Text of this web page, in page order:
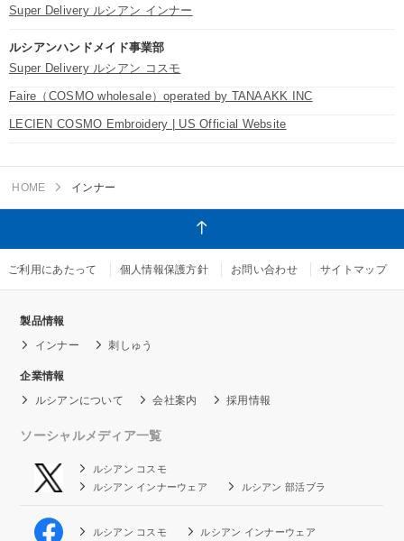
Super Delivery ルシアン インナー
ルシアンハンドメイド事業部
Super Delivery ルシアン コスモ
Faire（COSMO wholesale）operated by TANAAKK INC
LECIEN COSMO Embroidery | US Official Website
HOME インナー
ご利用にあたって 個人情報保護方針 お問い合わせ サイトマップ
製品情報
インナー
刺しゅう
企業情報
ルシアンについて
会社案内 採用情報
ソーシャルメディア一覧
ルシアン コスモ
ルシアン インナーウェア
ルシアン 部活ブラ
ルシアン コスモ ルシアン インナーウェア